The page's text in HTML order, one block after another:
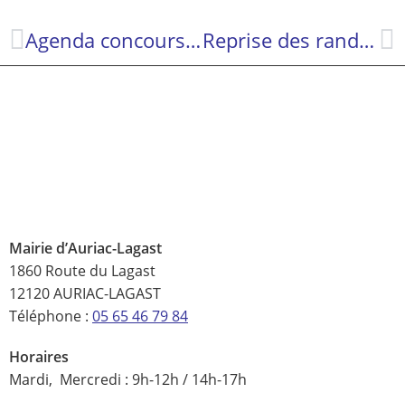
Agenda concours de belote 2026 ! Reprise des randonnées pour les Marcheurs Auriacois
Mairie d’Auriac-Lagast
1860 Route du Lagast
12120 AURIAC-LAGAST
Téléphone : 05 65 46 79 84
Horaires
Mardi, Mercredi : 9h-12h / 14h-17h